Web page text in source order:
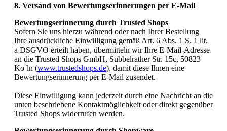
8. Versand von Bewertungserinnerungen per E-Mail
Bewertungserinnerung durch Trusted Shops
Sofern Sie uns hierzu während oder nach Ihrer Bestellung
Ihre ausdrückliche Einwilligung gemäß Art. 6 Abs. 1 S. 1 lit.
a DSGVO erteilt haben, übermitteln wir Ihre E-Mail-Adresse
an die Trusted Shops GmbH, Subbelrather Str. 15c, 50823
Ko¨ln (www.trustedshops.de), damit diese Ihnen eine
Bewertungserinnerung per E-Mail zusendet.
Diese Einwilligung kann jederzeit durch eine Nachricht an die
unten beschriebene Kontaktmöglichkeit oder direkt gegenüber
Trusted Shops widerrufen werden.